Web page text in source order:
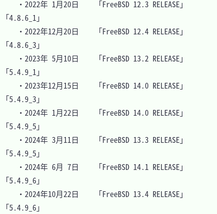
「4.8.6_1」
「4.8.6_3」
「5.4.9_1」
「5.4.9_3」
「5.4.9_5」
「5.4.9_5」
「5.4.9_6」
「5.4.9_6」